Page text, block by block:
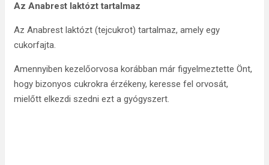
Az Anabrest laktózt tartalmaz
Az Anabrest laktózt (tejcukrot) tartalmaz, amely egy
cukorfajta.
Amennyiben kezelőorvosa korábban már figyelmeztette Önt,
hogy bizonyos cukrokra érzékeny, keresse fel orvosát,
mielőtt elkezdi szedni ezt a gyógyszert.